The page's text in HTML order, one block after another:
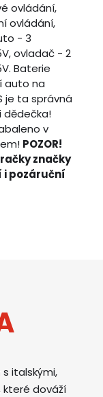
ovládání,
ovládání,
- 3
ovladač - 2
Baterie
auto na
je ta správná
dědečka!
v
POZOR!
značky
i pozáruční
italskými,
které dováží